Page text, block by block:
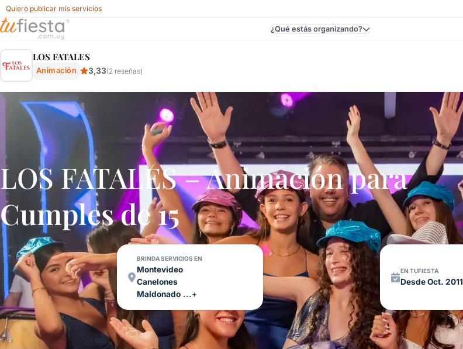
Quiero publicar mis servicios
¿Qué estás organizando?
LOS FATALES
Animación 3,33(2 reseñas)
LOS FATALES – Animación para
Cumples de 15
BRINDA SERVICIOS EN
Montevideo
Canelones
Maldonado ...+
EN TUFIESTA
Desde Oct. 2011